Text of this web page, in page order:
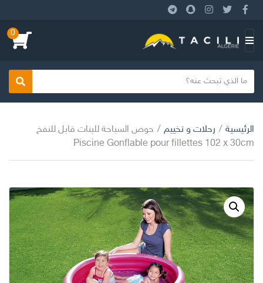
ق
ئ
س
ص
ا
بحث
0
الرئيسية / رحلات و تخييم / حوض السباحة للبنات قابل للنفخ
Piscine Gonflable pour fillettes 102 x 30cm